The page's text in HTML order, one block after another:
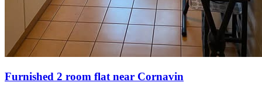
Furnished 2 room flat near Cornavin